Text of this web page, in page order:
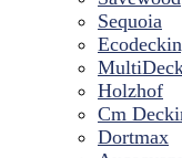
Sequoia
Holzhof
Cm
Dortmax